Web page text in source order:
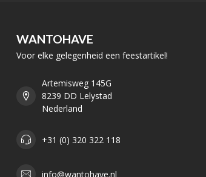
WANTOHAVE
Voor elke gelegenheid een feestartikel!
Artemisweg 145G
8239 DD Lelystad
Nederland
+31 (0) 320 322 118
info@wantohave.nl